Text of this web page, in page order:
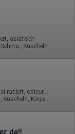
den USA
des Nutzers
Daten von Google
sind folgende:
oder
asiatisch
Schmu., Kuscheln
46 Jahre, 95H, KF 48, 1.60m, total rasiert, osteuropäisch
69, GF6, Franz b. Ihr, BV, Schmu., Kuscheln, Körperküs., DSa
da!!